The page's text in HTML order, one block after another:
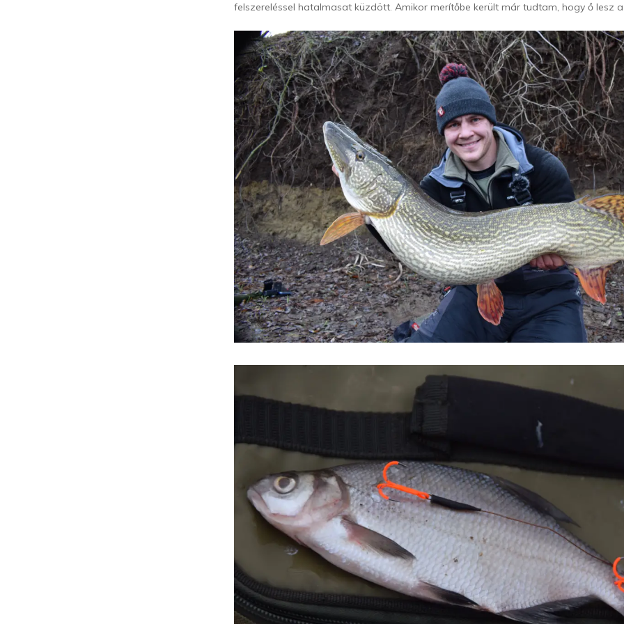
felszereléssel hatalmasat küzdött. Amikor merítőbe került már tudtam, hogy ő lesz